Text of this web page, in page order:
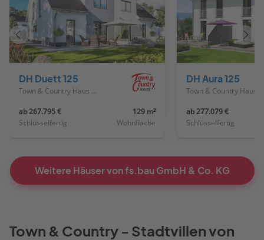
DH Duett 125
Town & Country Haus Deutschland
ab 267.795 €
Schlüsselfertig
129 m²
Wohnfläche
DH Aura 125
ab 277.079 €
Schlüsselfertig
Vorheriges
Haus
Weitere Häuser von fs.bau GmbH & Co. KG
Town & Country - Stadtvillen von